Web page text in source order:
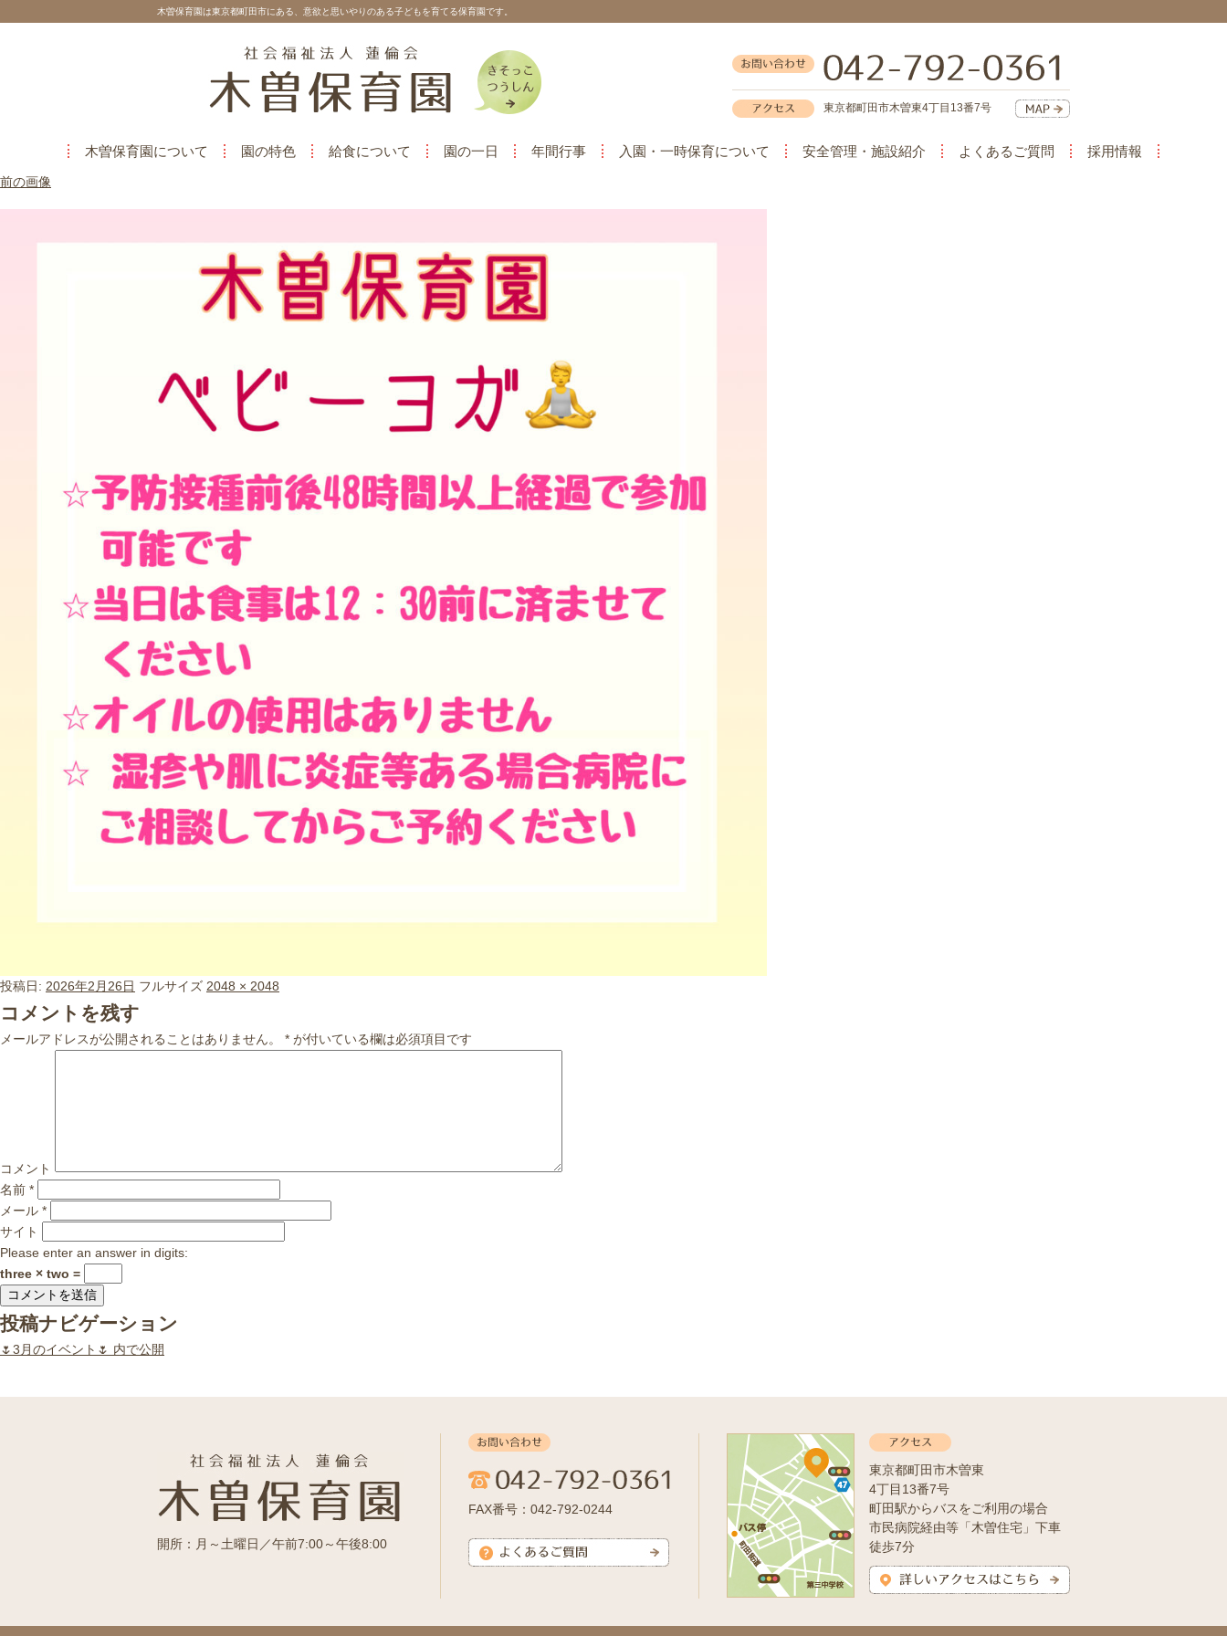
木曽保育園は東京都町田市にある、意欲と思いやりのある子どもを育てる保育園です。
東京都町田市木曽東4丁目13番7号
木曽保育園について 園の特色 給食について 園の一日 年間行事 入園・一時保育について 安全管理・施設紹介 よくあるご質問 採用情報
前の画像
投稿日: 2026年2月26日 フルサイズ 2048 × 2048
コメントを残す
メールアドレスが公開されることはありません。 * が付いている欄は必須項目です
コメント
名前 *
メール *
サイト
Please enter an answer in digits:
three × two =
投稿ナビゲーション
🌷3月のイベント🌷 内で公開
開所：月～土曜日／午前7:00～午後8:00
FAX番号：042-792-0244
東京都町田市木曽東
4丁目13番7号
町田駅からバスをご利用の場合
市民病院経由等「木曽住宅」下車
徒歩7分